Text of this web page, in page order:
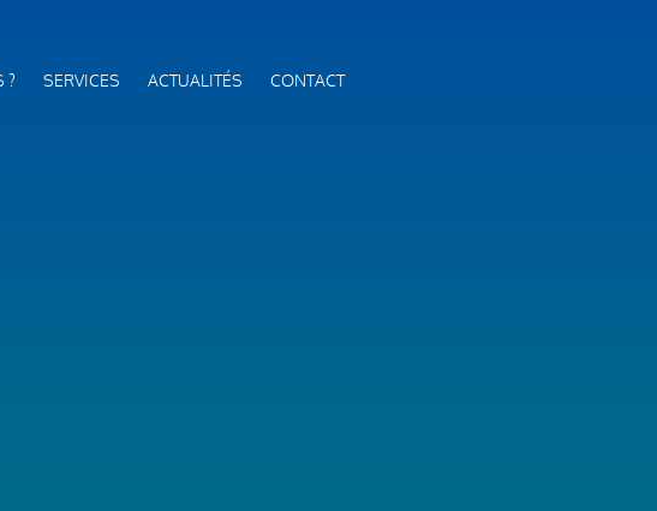
? SERVICES ACTUALITÉS CONTACT